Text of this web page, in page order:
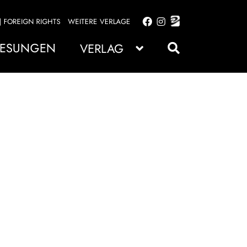
FOREIGN RIGHTS WEITERE VERLAGE
Zur
springen
Zum
springen
VERLAG